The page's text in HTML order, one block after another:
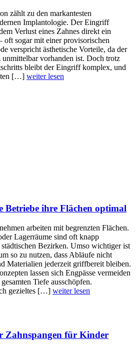
zählt zu den markantesten
Implantologie. Der Eingriff
Verlust eines Zahnes direkt ein
oft sogar mit einer provisorischen
verspricht ästhetische Vorteile, da der
unmittelbar vorhanden ist. Doch trotz
bleibt der Eingriff komplex, und
[…] weiter lesen
Betriebe ihre Flächen optimal
arbeiten mit begrenzten Flächen.
Lagerräume sind oft knapp
städtischen Bezirken. Umso wichtiger ist
so zu nutzen, dass Abläufe nicht
Materialien jederzeit griffbereit bleiben.
lassen sich Engpässe vermeiden
Tiefe ausschöpfen.
gezieltes […] weiter lesen
Zahnspangen für Kinder